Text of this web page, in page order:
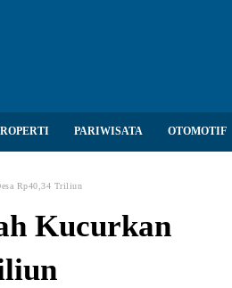
PARIWISATA OTOMOTIF
Rp40,34 Triliun
Kucurkan